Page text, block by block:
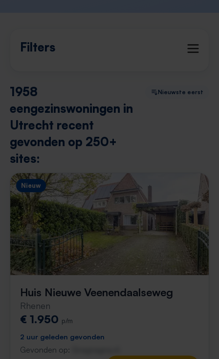
Filters
1958
eengezinswoningen in
Utrecht recent
gevonden op 250+
sites:
Nieuwste eerst
Nieuw
Huis Nieuwe Veenendaalseweg
Rhenen
€ 1.950 p/m
2 uur geleden gevonden
Gevonden op: